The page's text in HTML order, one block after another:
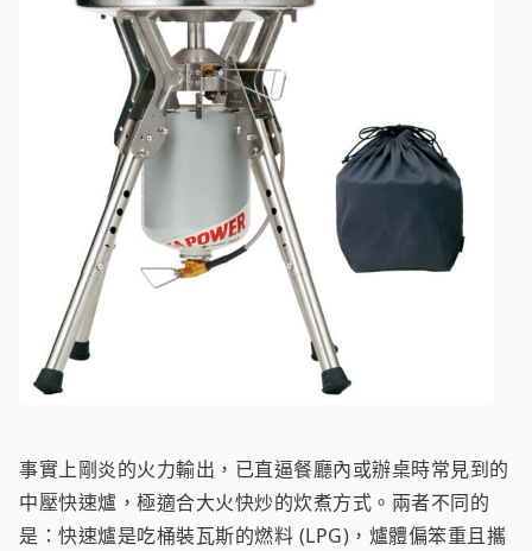
事實上剛炎的火力輸出，已直逼餐廳內或辦桌時常見到的
中壓快速爐，極適合大火快炒的炊煮方式。兩者不同的
是：快速爐是吃桶裝瓦斯的燃料 (LPG)，爐體偏笨重且攜